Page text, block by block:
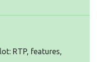
RTP, features,